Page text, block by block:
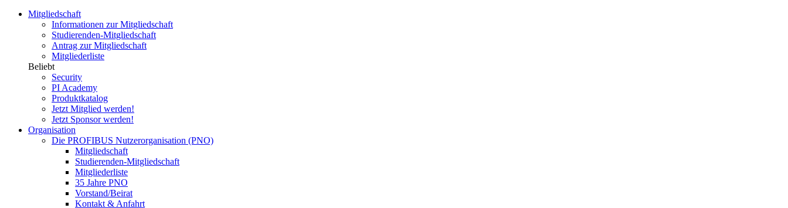
Mitgliedschaft
Informationen zur Mitgliedschaft
Studierenden-Mitgliedschaft
Antrag zur Mitgliedschaft
Mitgliederliste
Beliebt
Security
PI Academy
Produktkatalog
Jetzt Mitglied werden!
Jetzt Sponsor werden!
Organisation
Die PROFIBUS Nutzerorganisation (PNO)
Mitgliedschaft
Studierenden-Mitgliedschaft
Mitgliederliste
35 Jahre PNO
Vorstand/Beirat
Kontakt & Anfahrt